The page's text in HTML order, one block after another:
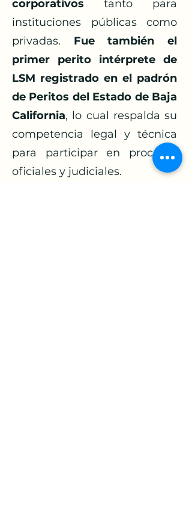
corporativos tanto para
instituciones públicas como
privadas. Fue también el
primer perito intérprete de
LSM registrado en el padrón
de Peritos del Estado de Baja
California, lo cual respalda su
competencia legal y técnica
para participar en procesos
oficiales y judiciales.